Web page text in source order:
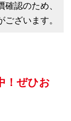
認のため、
ざいます。
！ぜひお